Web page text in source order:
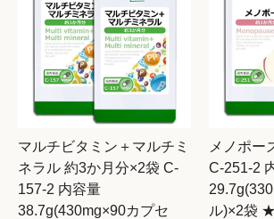
マルチビタミン＋マルチミ
ネラル 約3か月分×2袋 C-
157-2 内容量
38.7g(430mg×90カプセ
メノポー
C-251-2
ル)×2袋